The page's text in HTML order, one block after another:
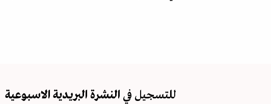
للتسجيل في النشرة البريدية الاسبوعية